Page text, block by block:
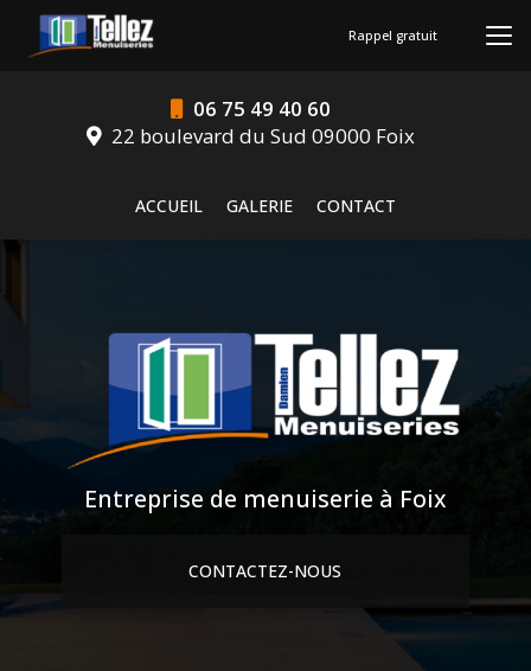
contenu
06 75 49 40 60
22 boulevard du Sud 09000 Foix
ACCUEIL
GALERIE CONTACT
Rappel gratuit
Entreprise de menuiserie à Foix
CONTACTEZ-NOUS